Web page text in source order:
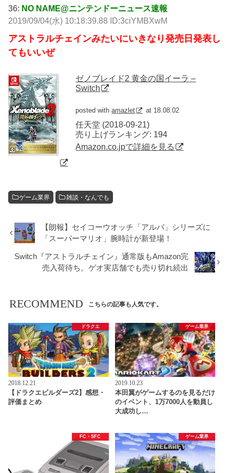
36: NO NAME@ニンテンドーニュース速報
2019/09/04(水) 10:18:39.88 ID:3ciYMBXwM
アストラルチェインみたいにいきなり発売日発表し
てもいいぜ
ゼノブレイド2 黄金の国イーラ –
Switch
posted withamazlet at 18.08.02
任天堂 (2018-09-21)
売り上げランキング: 194
Amazon.co.jpで詳細を見る
ゲーム業界 雑談・なんでも
【朗報】セイコーウオッチ「アルバ」シリーズに
「スーパーマリオ」腕時計が新登場！
Switch『アストラルチェイン』通常版もAmazon完
売入荷待ち。ゲオ実店舗でも売り切れ続出
RECOMMEND こちらの記事も人気です。
ドラクエ
2018.12.21
【ドラクエビルダーズ2】感想・
評価まとめ
ゲーム業界
2019.10.23
本田翼がゲームするのを見るだけ
のイベント、1万7000人を動員し
大成功し…
FC・SFC ゲーム業界